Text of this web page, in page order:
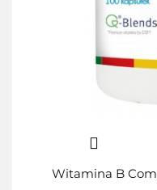
Witamina B